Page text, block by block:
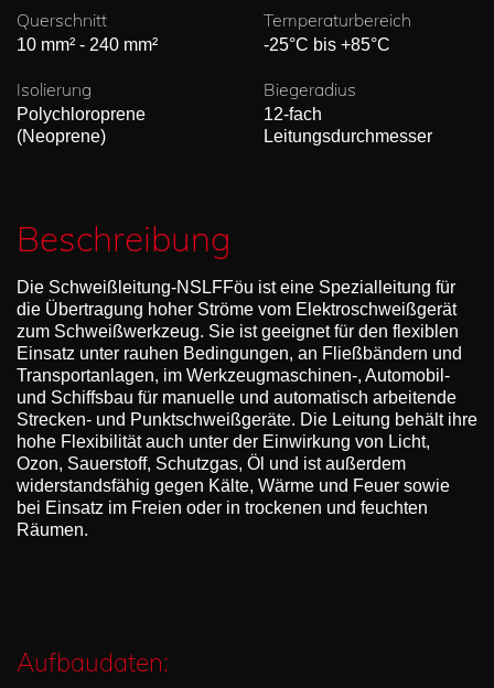
Querschnitt
10 mm² - 240 mm²
Temperaturbereich
-25°C bis +85°C
Isolierung
Polychloroprene
(Neoprene)
Biegeradius
12-fach
Leitungsdurchmesser
Beschreibung
Die Schweißleitung-NSLFFöu ist eine Spezialleitung für
die Übertragung hoher Ströme vom Elektroschweißgerät
zum Schweißwerkzeug. Sie ist geeignet für den flexiblen
Einsatz unter rauhen Bedingungen, an Fließbändern und
Transportanlagen, im Werkzeugmaschinen-, Automobil-
und Schiffsbau für manuelle und automatisch arbeitende
Strecken- und Punktschweißgeräte. Die Leitung behält ihre
hohe Flexibilität auch unter der Einwirkung von Licht,
Ozon, Sauerstoff, Schutzgas, Öl und ist außerdem
widerstandsfähig gegen Kälte, Wärme und Feuer sowie
bei Einsatz im Freien oder in trockenen und feuchten
Räumen.
Aufbaudaten: